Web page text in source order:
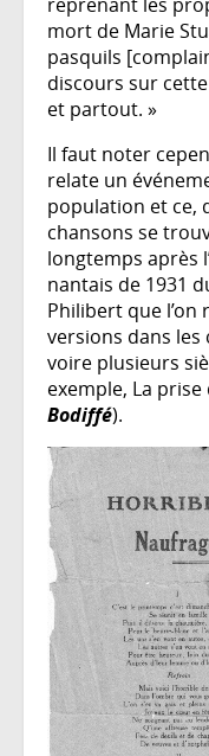
mort de Marie
pasquils
discours sur
et partout. »
Il faut noter
relate un
population et ce,
chansons se
longtemps après
nantais de 1931
Philibert que
versions dans les
voire plusieurs
exemple, La prise
Bodiffé).